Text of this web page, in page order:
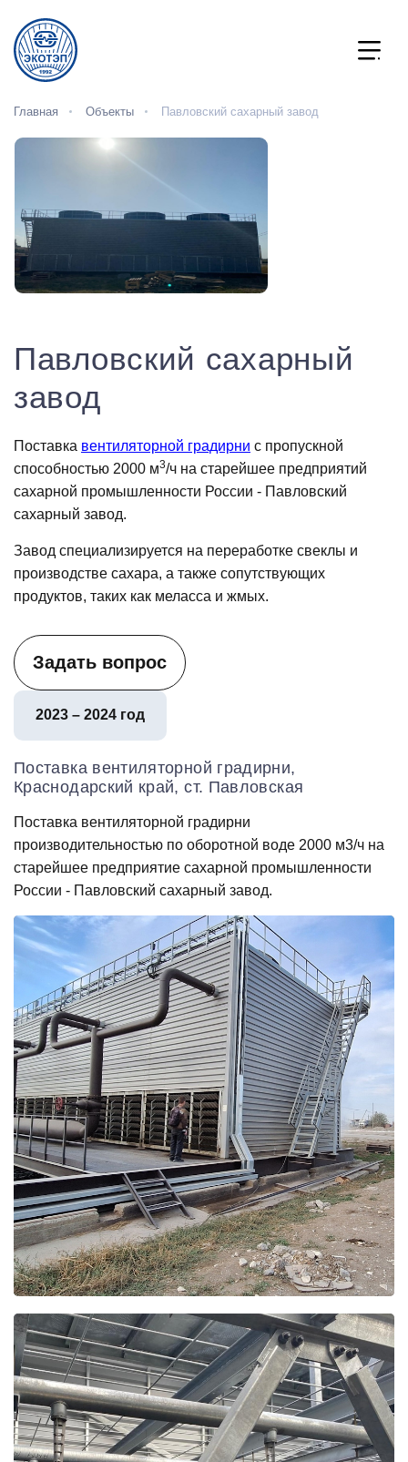
Главная Объекты Павловский сахарный завод
Павловский сахарный
завод
Поставка вентиляторной градирни с пропускной
способностью 2000 м3/ч на старейшее предприятий
сахарной промышленности России - Павловский
сахарный завод.
Завод специализируется на переработке свеклы и
производстве сахара, а также сопутствующих
продуктов, таких как меласса и жмых.
Задать вопрос
2023 – 2024 год
Поставка вентиляторной градирни,
Краснодарский край, ст. Павловская
Поставка вентиляторной градирни
производительностью по оборотной воде 2000 м3/ч на
старейшее предприятие сахарной промышленности
России - Павловский сахарный завод.